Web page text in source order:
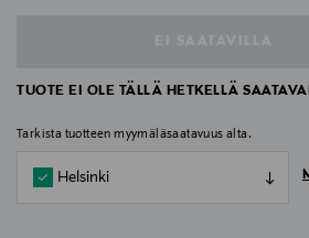
TUOTE EI OLE TÄLLÄ HETKELLÄ
Tarkista tuotteen myymäläsaatavuus alta.
Helsinki